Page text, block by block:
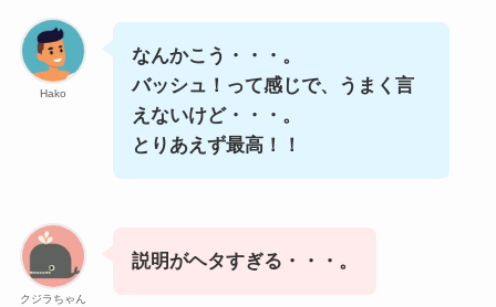
Hako
なんかこう・・・。
バッシュ！って感じで、うまく言
えないけど・・・。
とりあえず最高！！
クジラちゃん
説明がヘタすぎる・・・。